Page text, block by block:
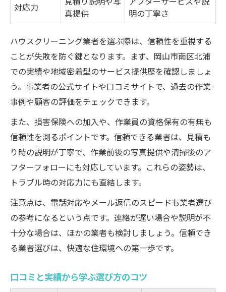
対応力
真提供
明の丁寧さ
ハウスクリーニング業者を選ぶ際は、信頼性を重視する
ことが失敗を防ぐ鍵となります。まず、岡山市南区北浦
での実績や地域密着型のサービス提供歴を確認しましょ
う。事業者の公式サイトや口コミサイトで、過去の作業
事例や顧客の評価をチェックできます。
また、損害保険への加入や、作業員の資格保有の有無も
信頼性を測るポイントです。信頼できる業者は、見積も
り時の説明が丁寧で、作業前後の写真提供や清掃後のア
フターフォローにも対応しています。これらの姿勢は、
トラブル時の対応力にも直結します。
注意点は、電話対応やメール返信のスピードも業者選び
の参考になるという点です。連絡が遅い場合や説明が不
十分な場合は、ほかの業者も検討しましょう。信頼でき
る業者選びは、快適な住環境への第一歩です。
口コミと実績から学ぶ選び方のコツ